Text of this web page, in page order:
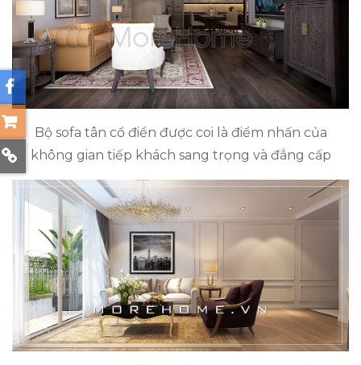
Bộ sofa tân cổ điển được coi là điểm nhấn của
không gian tiếp khách sang trọng và đẳng cấp